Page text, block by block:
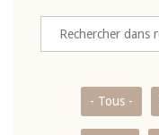
- Tous -